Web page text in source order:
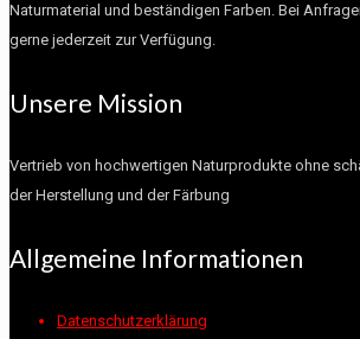
Naturmaterial und beständigen Farben. Bei
gerne jederzeit zur Verfügung.
Unsere Mission
Vertrieb von hochwertigen Naturprodukte ohne
der Herstellung und der Färbung
Allgemeine Informationen
Datenschutzerklärung